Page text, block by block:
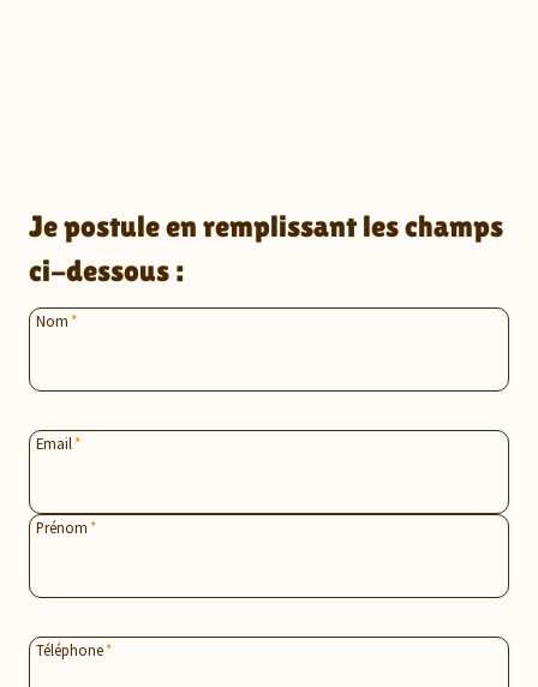
Je postule en remplissant les champs
ci-dessous :
Nom *
Email *
Prénom *
Téléphone*